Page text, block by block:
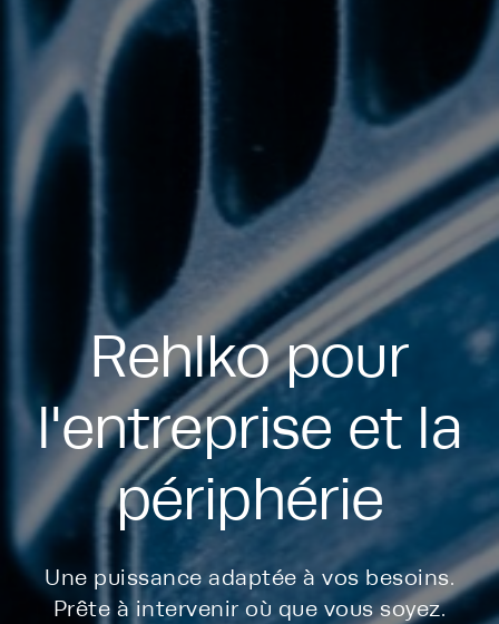
Rehlko pour
l'entreprise et la
périphérie
Une puissance adaptée à vos besoins.
Prête à intervenir où que vous soyez.